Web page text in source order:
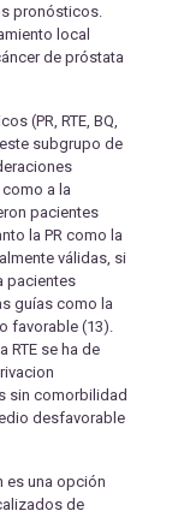
pronósticos.
local
de próstata
(PR, RTE, BQ,
subgrupo de
a la
pacientes
la PR como la
válidas, si
pacientes
guías como la
favorable (13).
RTE se ha de
sin comorbilidad
desfavorable
es una opción
de